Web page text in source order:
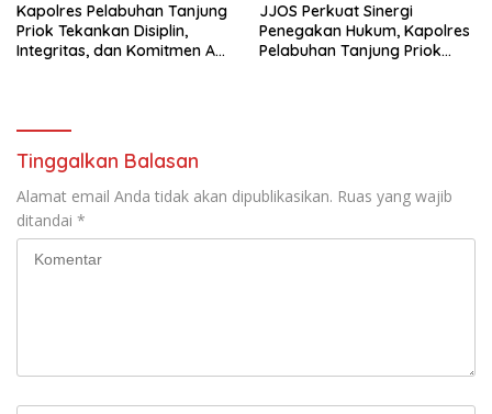
Kapolres Pelabuhan Tanjung
Priok Tekankan Disiplin,
Integritas, dan Komitmen Anti
JJOS Perkuat Sinergi
Penegakan Hukum, Kapolres
Pelabuhan Tanjung Priok
Tinggalkan Balasan
Alamat email Anda tidak akan dipublikasikan. Ruas yang wajib
ditandai *